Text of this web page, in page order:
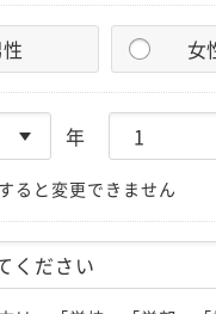
性 女
年
ると変更できません